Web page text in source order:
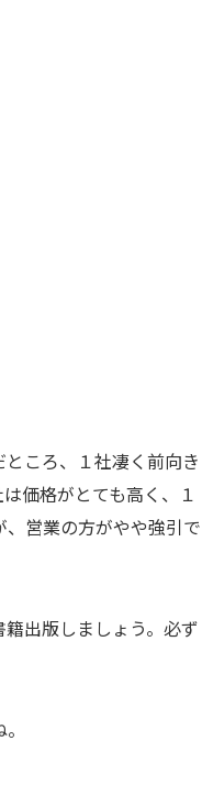
ころ、１社凄く前向き
価格がとても高く、１
営業の方がやや強引で
出版しましょう。必ず